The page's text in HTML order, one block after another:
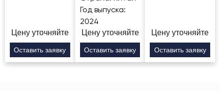
Цену уточняйте
Оставить заявку
Год выпуска:
2024
Цену уточняйте
Оставить заявку
Цену уточняйте
Оставить заявку